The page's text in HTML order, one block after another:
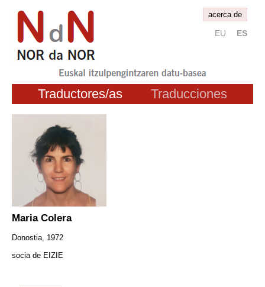
acerca de
EU ES
Traductores/as Traducciones
Maria Colera
Donostia, 1972
socia de EIZIE